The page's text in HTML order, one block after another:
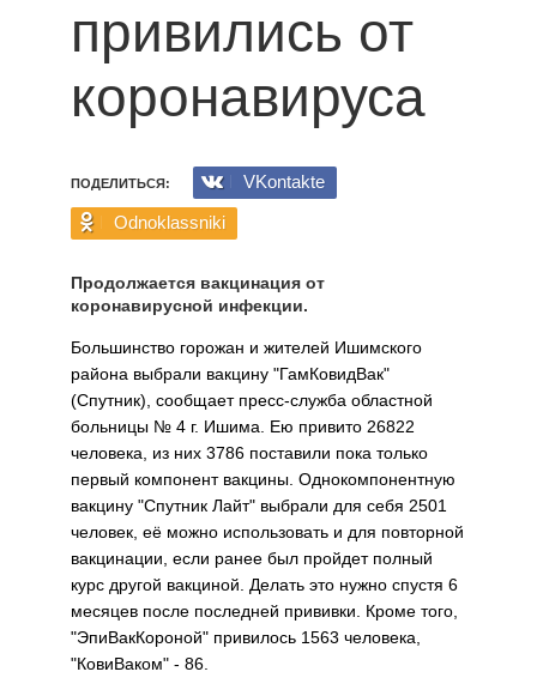
привились от
коронавируса
ПОДЕЛИТЬСЯ:
VKontakte
Odnoklassniki
Продолжается вакцинация от
коронавирусной инфекции.
Большинство горожан и жителей Ишимского
района выбрали вакцину "ГамКовидВак"
(Спутник), сообщает пресс-служба областной
больницы № 4 г. Ишима. Ею привито 26822
человека, из них 3786 поставили пока только
первый компонент вакцины. Однокомпонентную
вакцину "Спутник Лайт" выбрали для себя 2501
человек, её можно использовать и для повторной
вакцинации, если ранее был пройдет полный
курс другой вакциной. Делать это нужно спустя 6
месяцев после последней прививки. Кроме того,
"ЭпиВакКороной" привилось 1563 человека,
"КовиВаком" - 86.